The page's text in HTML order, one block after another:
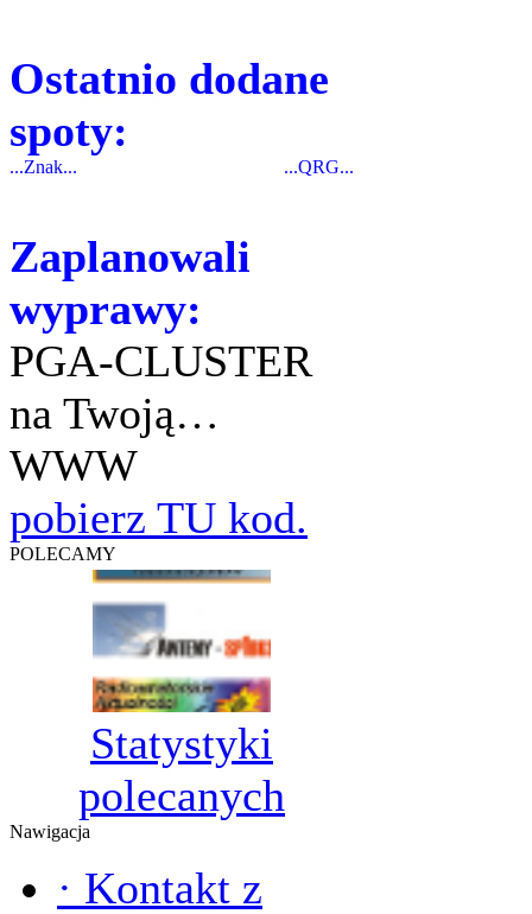
Ostatnio dodane
spoty:
...Znak... ...QRG...
Zaplanowali
wyprawy:
PGA-CLUSTER
na Twoją…
WWW
pobierz TU kod.
POLECAMY
Statystyki
polecanych
Nawigacja
· Kontakt z